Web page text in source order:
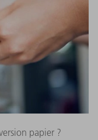
papier ?